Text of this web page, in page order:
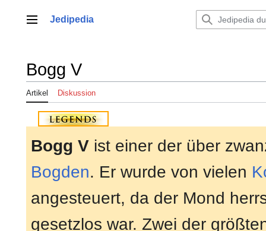
springenHauptmenü
Jedipedia
Bogg V
Artikel Diskussion
Bogg V ist einer der über
Bogden. Er wurde von vielen
angesteuert, da der Mond
gesetzlos war. Zwei der